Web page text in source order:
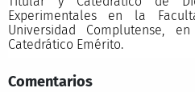
Experimentales en la
Universidad Complutense,
Catedrático Emérito.
Comentarios